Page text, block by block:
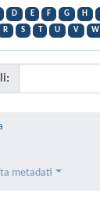
D E F G H
R S T U V W
metadati